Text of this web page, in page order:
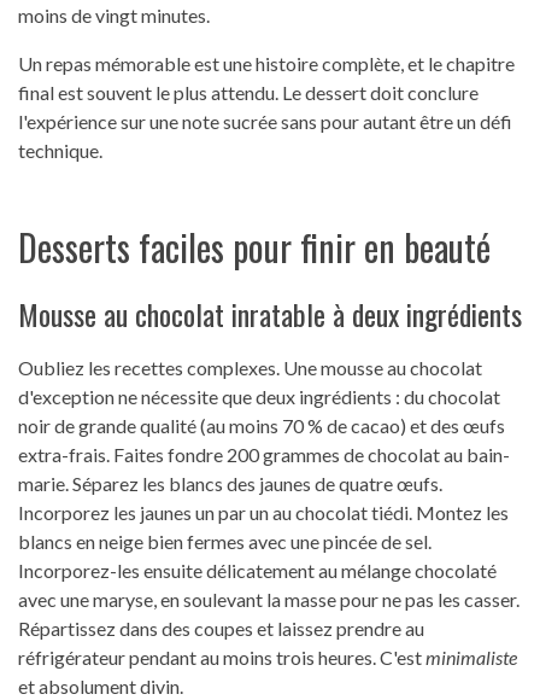
moins de vingt minutes.
Un repas mémorable est une histoire complète, et le chapitre
final est souvent le plus attendu. Le dessert doit conclure
l'expérience sur une note sucrée sans pour autant être un défi
technique.
Desserts faciles pour finir en beauté
Mousse au chocolat inratable à deux ingrédients
Oubliez les recettes complexes. Une mousse au chocolat
d'exception ne nécessite que deux ingrédients : du chocolat
noir de grande qualité (au moins 70 % de cacao) et des œufs
extra-frais. Faites fondre 200 grammes de chocolat au bain-
marie. Séparez les blancs des jaunes de quatre œufs.
Incorporez les jaunes un par un au chocolat tiédi. Montez les
blancs en neige bien fermes avec une pincée de sel.
Incorporez-les ensuite délicatement au mélange chocolaté
avec une maryse, en soulevant la masse pour ne pas les casser.
Répartissez dans des coupes et laissez prendre au
réfrigérateur pendant au moins trois heures. C'estminimaliste
et absolument divin.